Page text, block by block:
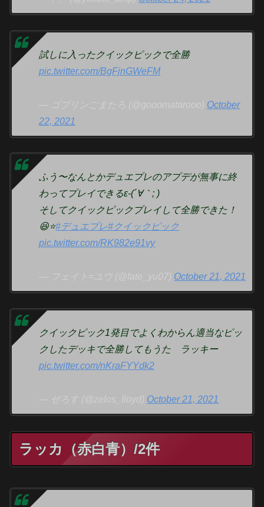
試しに入ったクイックピックで全勝
pic.twitter.com/BgFjnGWeFM
— ゴブリンごまたろ (@gooomatarooo) October
22, 2021
ふう〜なんとかデュエプレのアプデが無事に終
わってプレイできるε-(´∀｀; )
そしてクイックピックプレイして全勝できた！
😆⭐️#デュエプレ#クイックピック
pic.twitter.com/RK982e91vy
— フェイト=ユウ (@fate_yu07) October 21, 2021
クイックピック1発目でよくわからん適当なピッ
クしたデッキで全勝してもうた ラッキー
pic.twitter.com/nKraFYYdk2
— ぜろす (@zelos_lloyd) October 21, 2021
ラッカ（赤白青）/2件